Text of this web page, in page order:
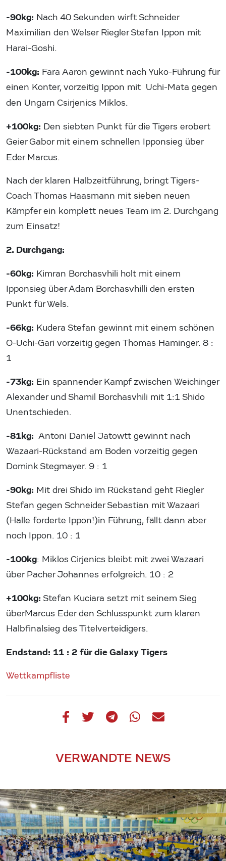
-90kg: Nach 40 Sekunden wirft Schneider
Maximilian den Welser Riegler Stefan Ippon mit
Harai-Goshi.
-100kg: Fara Aaron gewinnt nach Yuko-Führung für
einen Konter, vorzeitig Ippon mit Uchi-Mata gegen
den Ungarn Csirjenics Miklos.
+100kg: Den siebten Punkt für die Tigers erobert
Geier Gabor mit einem schnellen Ipponsieg über
Eder Marcus.
Nach der klaren Halbzeitführung, bringt Tigers-
Coach Thomas Haasmann mit sieben neuen
Kämpfer ein komplett neues Team im 2. Durchgang
zum Einsatz!
2. Durchgang:
-60kg: Kimran Borchasvhili holt mit einem
Ipponsieg über Adam Borchasvhilli den ersten
Punkt für Wels.
-66kg: Kudera Stefan gewinnt mit einem schönen
O-Uchi-Gari vorzeitig gegen Thomas Haminger. 8 :
1
-73kg: Ein spannender Kampf zwischen Weichinger
Alexander und Shamil Borchasvhili mit 1:1 Shido
Unentschieden.
-81kg: Antoni Daniel Jatowtt gewinnt nach
Wazaari-Rückstand am Boden vorzeitig gegen
Domink Stegmayer. 9 : 1
-90kg: Mit drei Shido im Rückstand geht Riegler
Stefan gegen Schneider Sebastian mit Wazaari
(Halle forderte Ippon!)in Führung, fällt dann aber
noch Ippon. 10 : 1
-100kg: Miklos Cirjenics bleibt mit zwei Wazaari
über Pacher Johannes erfolgreich. 10 : 2
+100kg: Stefan Kuciara setzt mit seinem Sieg
überMarcus Eder den Schlusspunkt zum klaren
Halbfinalsieg des Titelverteidigers.
Endstand: 11 : 2 für die Galaxy Tigers
Wettkampfliste
VERWANDTE NEWS